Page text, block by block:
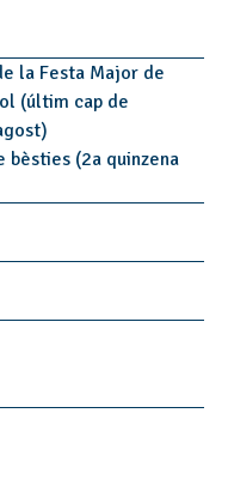
la Festa Major de
(últim cap de
bèsties (2a quinzena